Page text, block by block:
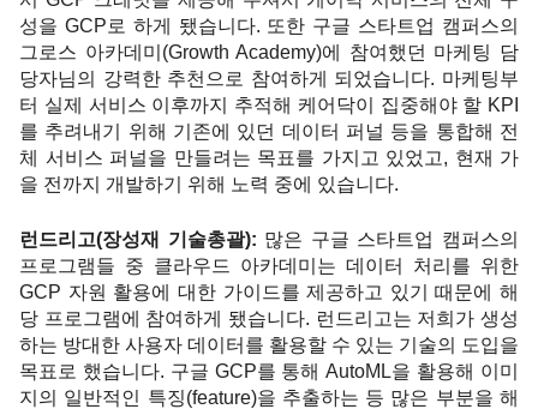
성을 GCP로 하게 됐습니다. 또한 구글 스타트업 캠퍼스의
그로스 아카데미(Growth Academy)에 참여했던 마케팅 담
당자님의 강력한 추천으로 참여하게 되었습니다. 마케팅부
터 실제 서비스 이후까지 추적해 케어닥이 집중해야 할 KPI
를 추려내기 위해 기존에 있던 데이터 퍼널 등을 통합해 전
체 서비스 퍼널을 만들려는 목표를 가지고 있었고, 현재 가
을 전까지 개발하기 위해 노력 중에 있습니다.
런드리고(장성재 기술총괄): 많은 구글 스타트업 캠퍼스의
프로그램들 중 클라우드 아카데미는 데이터 처리를 위한
GCP 자원 활용에 대한 가이드를 제공하고 있기 때문에 해
당 프로그램에 참여하게 됐습니다. 런드리고는 저희가 생성
하는 방대한 사용자 데이터를 활용할 수 있는 기술의 도입을
목표로 했습니다. 구글 GCP를 통해 AutoML을 활용해 이미
지의 일반적인 특징(feature)을 추출하는 등 많은 부분을 해